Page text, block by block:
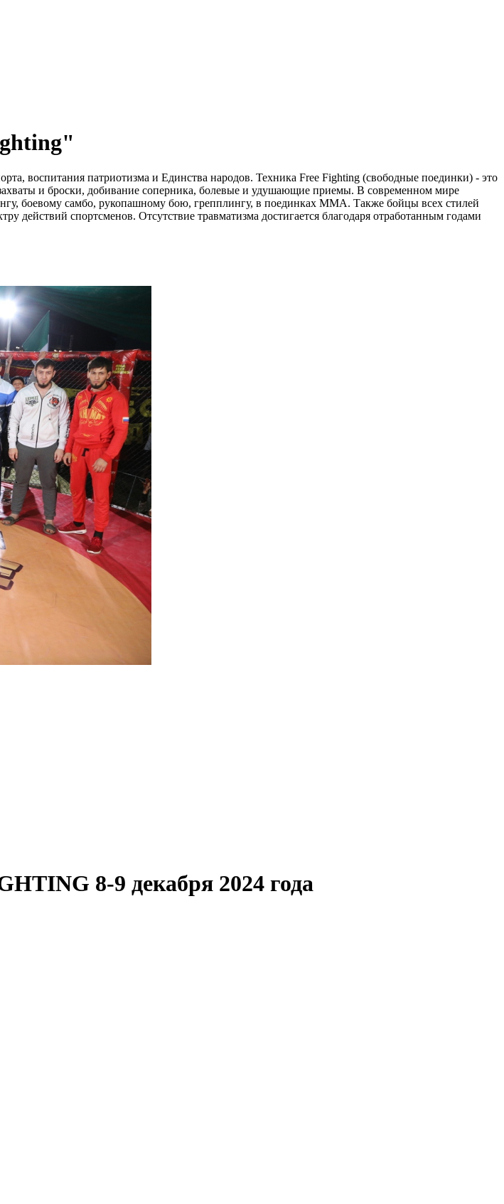
воспитания патриотизма и Единства народов. Техника Free Fighting (свободные поединки) - это
и броски, добивание соперника, болевые и удушающие приемы. В современном мире
боевому самбо, рукопашному бою, грепплингу, в поединках ММА. Также бойцы всех стилей
действий спортсменов. Отсутствие травматизма достигается благодаря отработанным годами
8-9 декабря 2024 года